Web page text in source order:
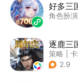
好多三
角色扮演
逐鹿三
策略
| 中国风
2.9